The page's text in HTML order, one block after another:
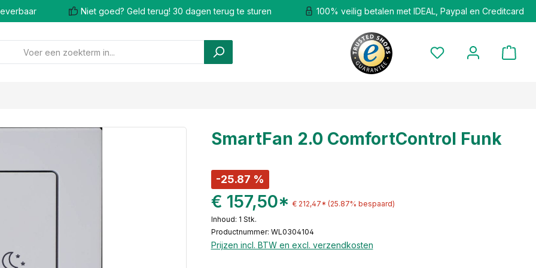
Niet goed? Geld terug! 30 dagen terug te sturen 100% veilig betalen met IDEAL, Paypal en Creditcard
SmartFan 2.0 ComfortControl Funk
-25.87 %
€ 157,50* € 212,47* (25.87% bespaard)
Inhoud: 1 Stk.
Productnummer: WL0304104
Prijzen incl. BTW en excl. verzendkosten